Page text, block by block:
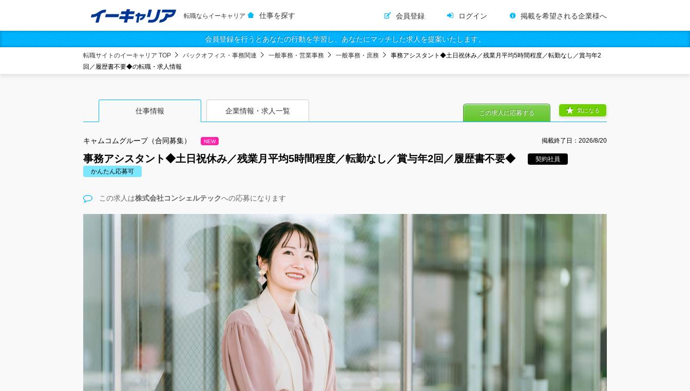
転職ならイーキャリア 仕事を探す 会員登録 ログイン 掲載を希望される企業様へ
会員登録を行うとあなたの行動を学習し、あなたにマッチした求人を提案いたします。
転職サイトのイーキャリア TOP バックオフィス・事務関連 一般事務・営業事務 一般事務・庶務
事務アシスタント◆土日祝休み／残業月平均5時間程度／転勤なし／賞与年2
回／履歴書不要◆の転職・求人情報
仕事情報 企業情報・求人一覧
キャムコムグループ（合同募集） NEW 掲載終了日： 2026/8/20
事務アシスタント◆土日祝休み／残業月平均5時間程度／転勤なし／賞与年2回／履歴書不要◆
契約社員
かんたん応募可
気になる
この求人に応募する
この求人は株式会社コンシェルテックへの応募になります